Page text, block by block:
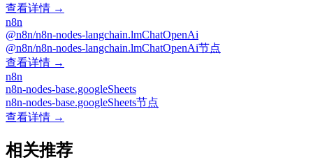
查看详情 →
n8n
@n8n/n8n-nodes-langchain.lmChatOpenAi
@n8n/n8n-nodes-langchain.lmChatOpenAi节点
查看详情 →
n8n
n8n-nodes-base.googleSheets
n8n-nodes-base.googleSheets节点
查看详情 →
相关推荐